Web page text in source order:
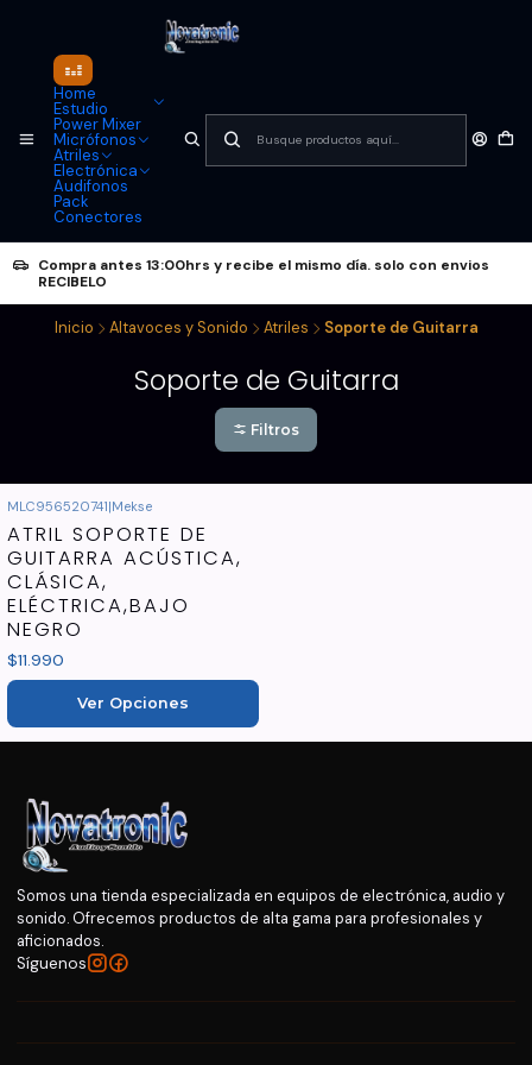
Home
Estudio
Power Mixer
Micrófonos
Atriles
Electrónica
Audifonos
Pack
Conectores
Compra antes 13:00hrs y recibe el mismo día. solo con envios
RECIBELO
Inicio Altavoces y Sonido Atriles Soporte de Guitarra
Soporte de Guitarra
Filtros
MLC956520741|Mekse
ATRIL SOPORTE DE
GUITARRA ACÚSTICA,
CLÁSICA,
ELÉCTRICA,BAJO
NEGRO
$11.990
Ver Opciones
Somos una tienda especializada en equipos de electrónica, audio y
sonido. Ofrecemos productos de alta gama para profesionales y
aficionados.
Síguenos